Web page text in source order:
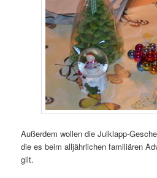
Außerdem wollen die Julklapp-
die es beim alljährlichen familiären
gilt.